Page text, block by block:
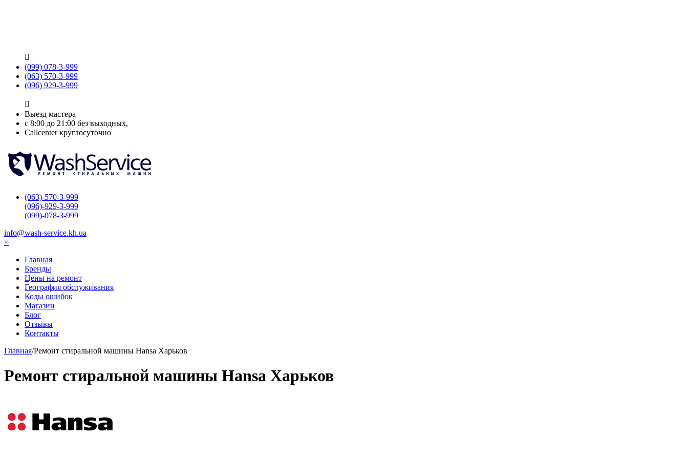

(099) 078-3-999
(063) 570-3-999
(096) 929-3-999

Выезд мастера
с 8:00 до 21:00 без выходных,
Callcenter круглосуточно
(063)-570-3-999
(096)-929-3-999
(099)-078-3-999
info@wash-service.kh.ua
×
Главная
Бренды
Цены на ремонт
География обслуживания
Коды ошибок
Магазин
Блог
Отзывы
Контакты
Главная/Ремонт стиральной машины Hansa Харьков
Ремонт стиральной машины Hansa Харьков